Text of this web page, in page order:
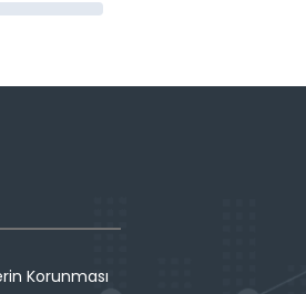
Korunması